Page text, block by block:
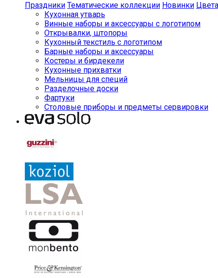
Праздники Тематические коллекции Новинки Цвета
Кухонная утварь
Винные наборы и аксессуары с логотипом
Открывалки, штопоры
Кухонный текстиль с логотипом
Барные наборы и аксессуары
Костеры и бирдекели
Кухонные прихватки
Мельницы для специй
Разделочные доски
Фартуки
Столовые приборы и предметы сервировки